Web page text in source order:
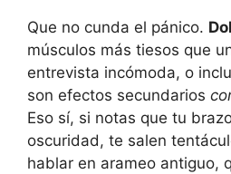
Que no cunda el pánico.
músculos más tiesos que
entrevista incómoda, o
son efectos secundarios
Eso sí, si notas que tu
oscuridad, te salen
hablar en arameo antiguo,